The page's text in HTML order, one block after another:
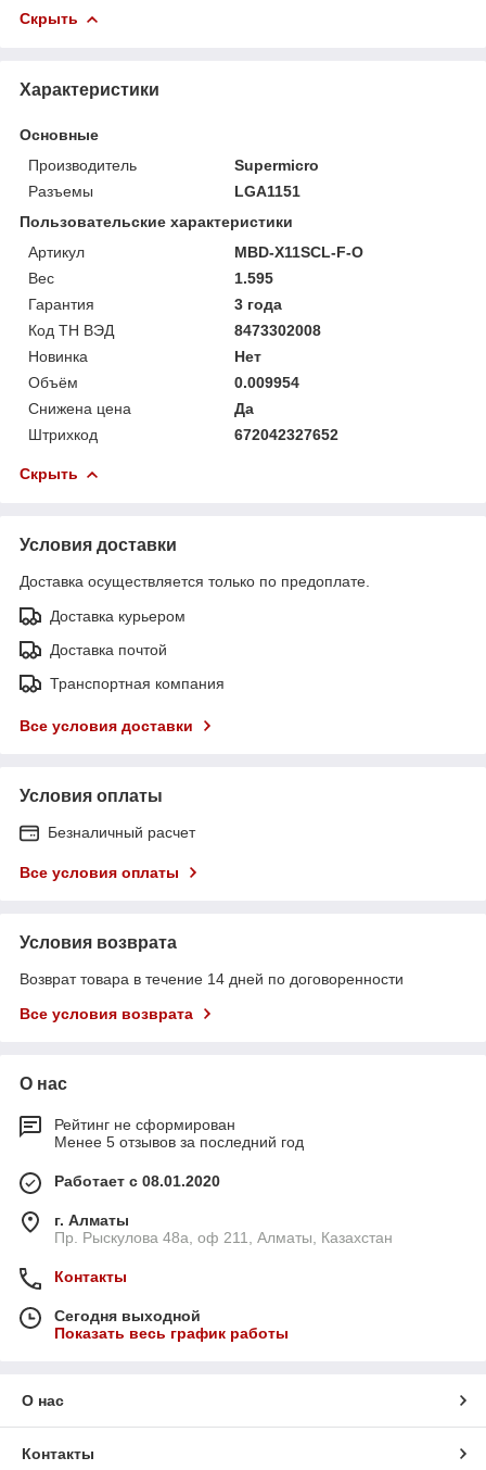
Скрыть
Характеристики
Основные
Производитель
Supermicro
Разъемы
LGA1151
Пользовательские характеристики
Артикул
MBD-X11SCL-F-O
Вес
1.595
Гарантия
3 года
Код ТН ВЭД
8473302008
Новинка
Нет
Объём
0.009954
Снижена цена
Да
Штрихкод
672042327652
Скрыть
Условия доставки
Доставка осуществляется только по предоплате.
Доставка курьером
Доставка почтой
Транспортная компания
Все условия доставки
Условия оплаты
Безналичный расчет
Все условия оплаты
Условия возврата
Возврат товара в течение 14 дней по договоренности
Все условия возврата
О нас
Рейтинг не сформирован
Менее 5 отзывов за последний год
Работает с 08.01.2020
г. Алматы
Пр. Рыскулова 48а, оф 211, Алматы, Казахстан
Контакты
Сегодня выходной
Показать весь график работы
О нас
Контакты